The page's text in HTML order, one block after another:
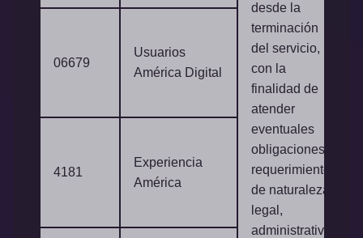
desde la
terminación
del servicio,
con la
finalidad de
atender
eventuales
obligaciones o
requerimientos
de naturaleza
legal,
administrativa
06679
Usuarios
América Digital
4181
Experiencia
América